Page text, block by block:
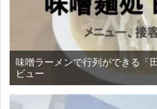
味噌ラーメンで行列ができる「
ビュー